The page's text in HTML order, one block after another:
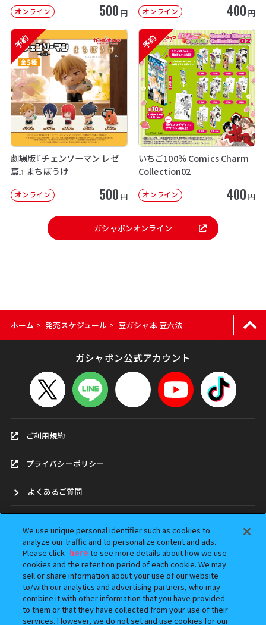
オンライン 500 円 オンライン 400 円
予約
劇場版『チェンソーマン レゼ
篇』 まちぼうけ
オンライン 500 円
予約
いちご100％ Comics Charm
Collection02
オンライン 400 円
ガシャポンオンライン
ホーム > 発売スケジュール > 豆ガシャ本 豆六法
ガシャポン公式アカウント
ご利用規約
プライバシーポリシー
よくあるご質問
ガシャポンどこ？
アンケート
ウェブアクセシビリティ方針
We use unique personal identifier such as cookies to
analyze our traffic and to personalize content and ads.
Please click here to see more details about how we use
cookies and the retention period of each cookie. We may
sell or share information about your use of our website
to/with our analytics and advertising partners, who may
combine it with other information that you have provided
to them or that they have collected from your use of their
services. However, we do not set and use cookies for our